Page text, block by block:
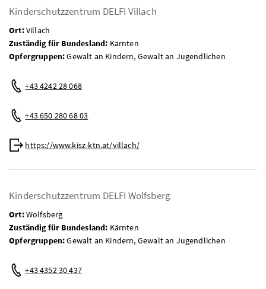
Kinderschutzzentrum DELFI Villach
Ort:Villach
Zuständig für Bundesland: Kärnten
Opfergruppen:Gewalt an Kindern, Gewalt an Jugendlichen
Telefon:
+43 4242 28 068
Mobil:
+43 650 280 68 03
Web:
https://www.kisz-ktn.at/villach/
Kinderschutzzentrum DELFI Wolfsberg
Ort:Wolfsberg
Zuständig für Bundesland: Kärnten
Opfergruppen:Gewalt an Kindern, Gewalt an Jugendlichen
Telefon:
+43 4352 30 437